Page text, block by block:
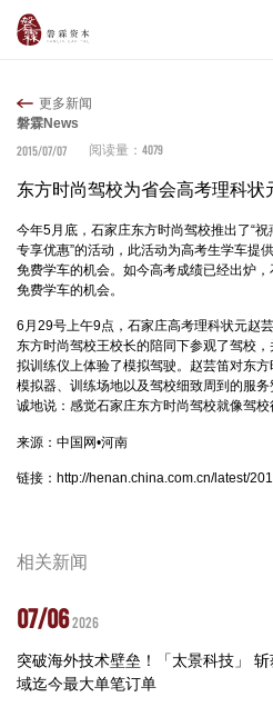
更多新闻
磐霖News
2015/07/07
阅读量： 4079
东方时尚驾校为省会高考理科
今年5月底，石家庄东方时尚驾校推出了“
专享优惠”的活动，此活动为高考生学车提
免费学车的机会。如今高考成绩已经出炉
免费学车的机会。
6月29号上午9点，石家庄高考理科状元赵
东方时尚驾校王校长的陪同下参观了驾校
拟训练仪上体验了模拟驾驶。赵芸笛对东
模拟器、训练场地以及驾校细致周到的服
诚地说：感觉石家庄东方时尚驾校就像驾校
来源：中国网•河南
链接： http://henan.china.com.cn/latest/
相关新闻
07/062026
突破海外技术壁垒！「太景科技」
域迄今最大单笔订单